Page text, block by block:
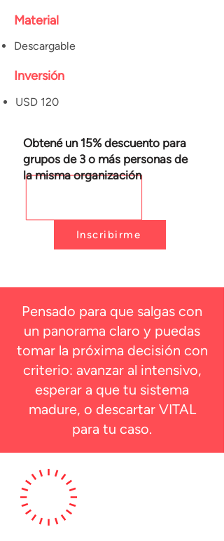
Material
Descargable
Inversión
USD 120
Obtené un 15% descuento para
grupos de 3 o más personas de
la misma organización
Inscribirme
Pensado para que salgas con
un panorama claro y puedas
tomar la próxima decisión con
criterio: avanzar al intensivo,
esperar a que tu sistema
madure, o descartar VITAL
para tu caso.